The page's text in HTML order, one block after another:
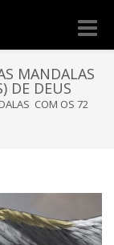
Toggle
MANDALAS
DE DEUS
COM OS 72